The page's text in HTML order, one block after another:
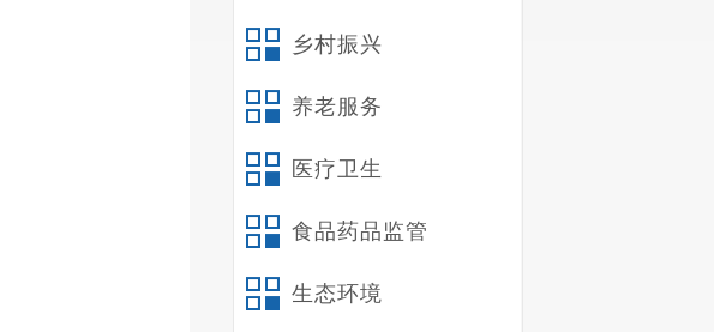
乡村振兴
养老服务
医疗卫生
食品药品监管
生态环境